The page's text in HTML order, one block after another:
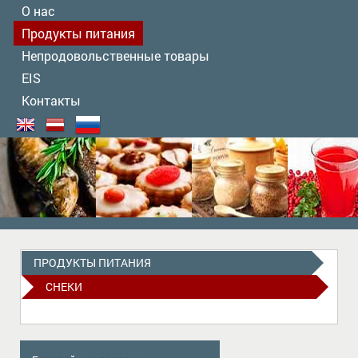
О нас
Продукты питания
Непродовольственные товары
EIS
Контакты
ПРОДУКТЫ ПИТАНИЯ
СНEКИ